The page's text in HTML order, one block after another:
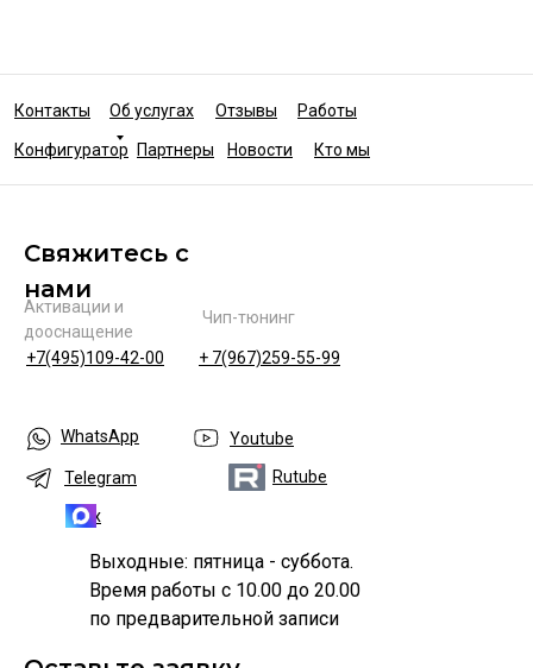
Кто мы
Конфигуратор
Отзывы
Об услугах Работы
Партнеры Новости
Контакты
Чип-тюнинг
+ 7(967)259-55-99
Активации и
дооснащение
Свяжитесь с
нами
WhatsApp
Telegram
Max
+7(495)109-42-00
Youtube
Rutube
Выходные: пятница - суббота.
Время работы с 10.00 до 20.00
по предварительной записи